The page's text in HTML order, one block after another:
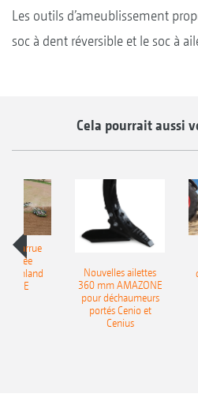
Les outils d’ameublissement
soc à dent réversible et le soc à
Cela pourrait aussi
charrue
portée
Onland
Nouvelles ailettes
360 mm AMAZONE
pour déchaumeurs
portés Cenio et
Cenius